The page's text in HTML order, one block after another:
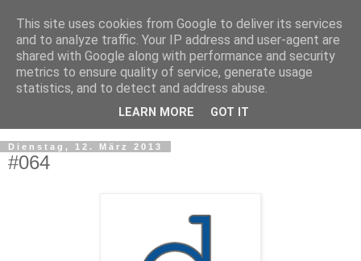
Dienstag, 12. März 2013
#064
This site uses cookies from Google to deliver its services
and to analyze traffic. Your IP address and user-agent are
shared with Google along with performance and security
metrics to ensure quality of service, generate usage
statistics, and to detect and address abuse.
LEARN MORE GOT IT